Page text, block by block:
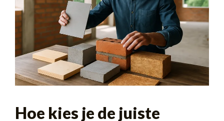
Hoe kies je de juiste